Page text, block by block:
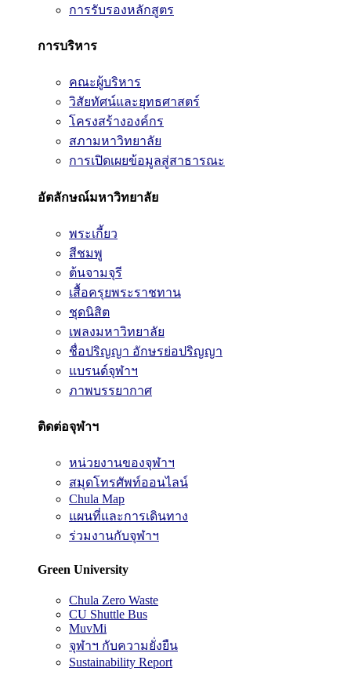
การรับรองหลักสูตร
การบริหาร
คณะผู้บริหาร
วิสัยทัศน์และยุทธศาสตร์
โครงสร้างองค์กร
สภามหาวิทยาลัย
การเปิดเผยข้อมูลสู่สาธารณะ
อัตลักษณ์มหาวิทยาลัย
พระเกี้ยว
สีชมพู
ต้นจามจุรี
เสื้อครุยพระราชทาน
ชุดนิสิต
เพลงมหาวิทยาลัย
ชื่อปริญญา อักษรย่อปริญญา
แบรนด์จุฬาฯ
ภาพบรรยากาศ
ติดต่อจุฬาฯ
หน่วยงานของจุฬาฯ
สมุดโทรศัพท์ออนไลน์
Chula Map
แผนที่และการเดินทาง
ร่วมงานกับจุฬาฯ
Green University
Chula Zero Waste
CU Shuttle Bus
MuvMi
จุฬาฯ กับความยั่งยืน
Sustainability Report